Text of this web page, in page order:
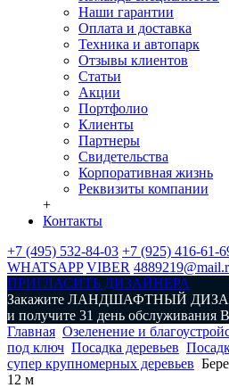
Наши гарантии
Оплата и доставка
Техника и автопарк
Отзывы клиентов
Статьи
Акции
Портфолио
Клиенты
Партнеры
Свидетельства
Корпоративная жизнь
Реквизиты компании
+
Контакты
+7 (495) 532-84-03 +7 (925) 416-61-
WHATSAPP VIBER
ПРИГЛАСИТЬ ДИЗАЙНЕРА
Закажите ЛАНДШАФТНЫЙ
и получите 31 день обслуживания
Главная Озеленение и
под ключ Посадка деревьев
супер крупномерных деревьев
12 м